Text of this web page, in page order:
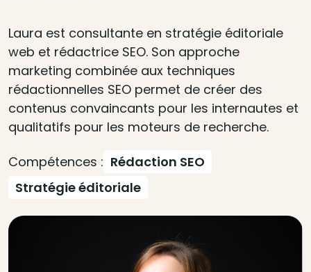
Laura est consultante en stratégie éditoriale
web et rédactrice SEO. Son approche
marketing combinée aux techniques
rédactionnelles SEO permet de créer des
contenus convaincants pour les internautes et
qualitatifs pour les moteurs de recherche.
Compétences : Rédaction SEO
Stratégie éditoriale